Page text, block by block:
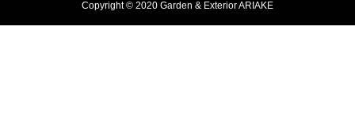
Copyright © 2020 Garden & Exterior ARIAKE